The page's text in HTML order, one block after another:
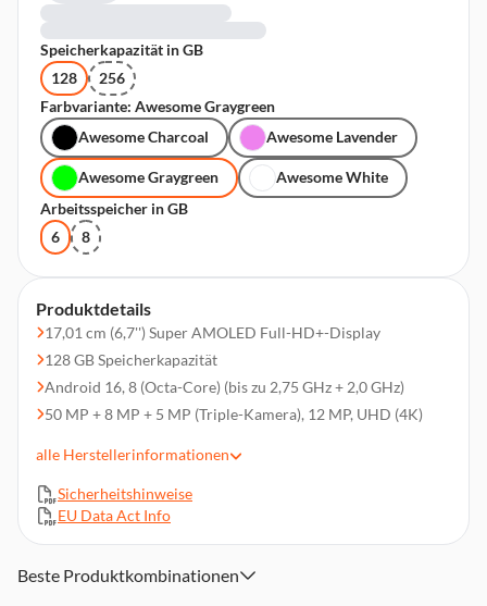
Produktdetails
17,01 cm (6,7'') Super AMOLED Full-HD+-Display
128 GB Speicherkapazität
Android 16, 8 (Octa-Core) (bis zu 2,75 GHz + 2,0 GHz)
50 MP + 8 MP + 5 MP (Triple-Kamera), 12 MP, UHD (4K)
Glonass, Beidou, Galileo, QZSS, 4G (LTE), 5G
5.000 mAh Akkukapazität, IP68
Dual-SIM (SIM + SIM oder SIM + eSIM) (Nano-SIM / eSIM)
alle Herstellerinformationen
Sicherheitshinweise
EU Data Act Info
Speicherkapazität in GB
128
256
Farbvariante: Awesome Graygreen
Awesome Charcoal
Awesome Lavender
Awesome Graygreen
Awesome White
Arbeitsspeicher in GB
6
8
Beste Produktkombinationen